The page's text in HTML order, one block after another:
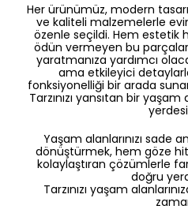
Her ürünümüz, modern
ve kaliteli malzemelerle
özenle seçildi. Hem estetik
ödün vermeyen bu
yaratmanıza yardımcı
ama etkileyici detaylarla
fonksiyonelliği bir arada
Tarzınızı yansıtan bir
Yaşam alanlarınızı sade
dönüştürmek, hem göze
kolaylaştıran çözümlerle
doğru
Tarzınızı yaşam